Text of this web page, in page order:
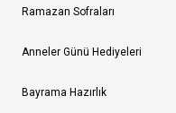
Ramazan Sofraları
Anneler Günü Hediyeleri
Bayrama Hazırlık